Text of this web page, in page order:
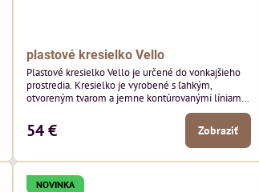
plastové kresielko Vello
Plastové kresielko Vello je určené do vonkajšieho
prostredia. Kresielko je vyrobené s ľahkým,
otvoreným tvarom a jemne kontúrovanými líniami.
Horizontálne lamely operadla a jemne zaoblené
podrúčky dodávajú kresielku ležérny, letný nádych.
Tento model bude vyzerať skvele vo vonkajších
jedálenských priestoroch, pri reštauračných stoloch
a v bistrových priestoroch.
54 € Zobraziť
NOVINKA